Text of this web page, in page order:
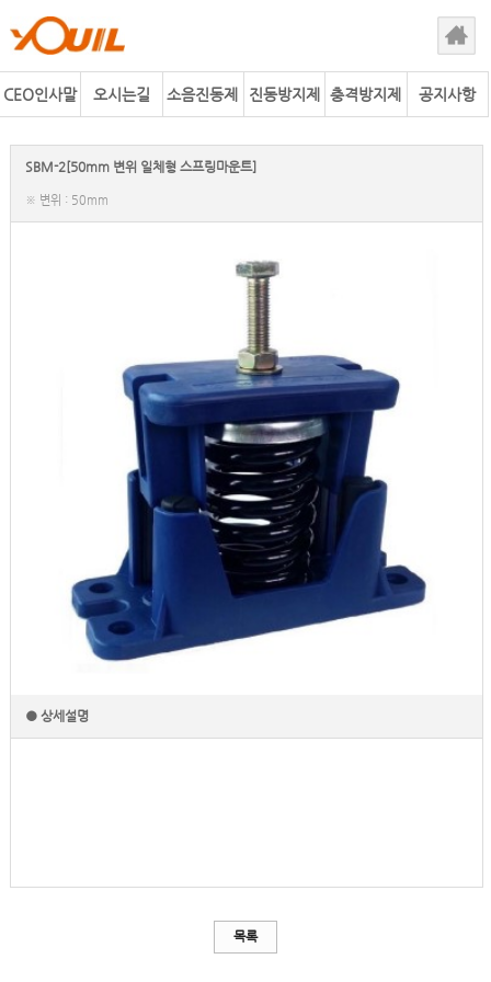
CEO인사말 오시는길 소음진동제 진동방지제 충격방지제 공지사항
SBM-2[50mm 변위 일체형 스프링마운트]
※ 변위 : 50mm
● 상세설명
목록